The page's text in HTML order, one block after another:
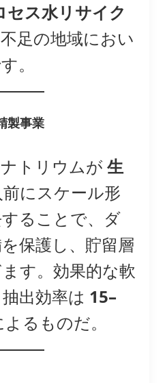
セス水リサイク
足の地域におい
。
製事業
トリウムが 生
にスケール形
ることで、ダ
保護し、貯留層
す。効果的な軟
出効率は 15–
るものだ。